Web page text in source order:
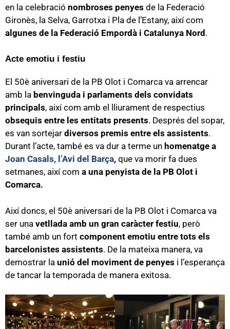
en la celebració nombroses penyes de la Federació
Gironès, la Selva, Garrotxa i Pla de l’Estany, així com
algunes de la Federació Empordà i Catalunya Nord.
Acte emotiu i festiu
El 50è aniversari de la PB Olot i Comarca va arrencar
amb la benvinguda i parlaments dels convidats
principals, així com amb el lliurament de respectius
obsequis entre les entitats presents. Després del sopar,
es van sortejar diversos premis entre els assistents.
Durant l’acte, també es va dur a terme un homenatge a
Joan Casals, l’Avi del Barça, que va morir fa dues
setmanes, així com a una penyista de la PB Olot i
Comarca.
Així doncs, el 50è aniversari de la PB Olot i Comarca va
ser una vetllada amb un gran caràcter festiu, però
també amb un fort component emotiu entre tots els
barcelonistes assistents. De la mateixa manera, va
demostrar la unió del moviment de penyes i l’esperança
de tancar la temporada de manera exitosa.